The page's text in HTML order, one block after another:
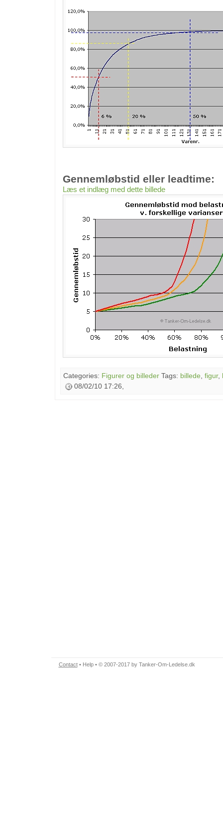
Gennemløbstid eller leadtime:
Læs et indlæg med dette billede
Categories: Figurer og billeder Tags: billede figur,
08/02/10 17:26,
Contact• Help• © 2007-2017 by Tanker-Om-Ledelse.dk